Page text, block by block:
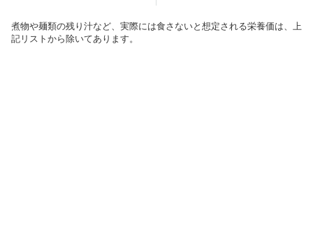
煮物や麺類の残り汁など、実際には食さないと想定される栄養価は、上
記リストから除いてあります。